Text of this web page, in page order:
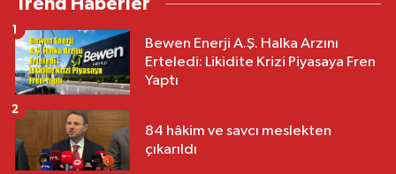
Trend Haberler
Bewen Enerji A.Ş. Halka Arzını
Erteledi: Likidite Krizi Piyasaya Fren
Yaptı
1
84 hâkim ve savcı meslekten
çıkarıldı
2